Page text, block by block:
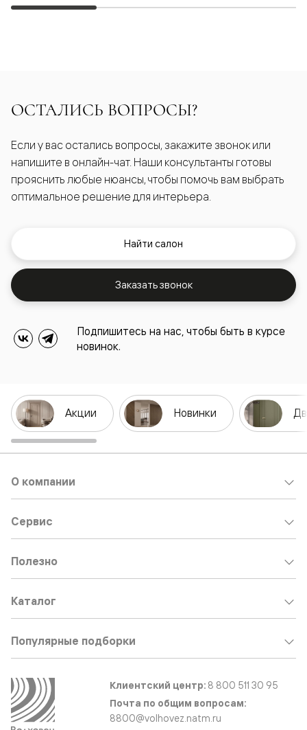
ОСТАЛИСЬ ВОПРОСЫ?
Если у вас остались вопросы, закажите звонок или
напишите в онлайн-чат. Наши консультанты готовы
прояснить любые нюансы, чтобы помочь вам выбрать
оптимальное решение для интерьера.
Найти салон
Заказать звонок
Подпишитесь на нас, чтобы быть в курсе
новинок.
Акции Новинки
О компании
Сервис
Полезно
Каталог
Популярные подборки
Клиентский центр: 8 800 511 30 95
Почта по общим вопросам:
8800@volhovez.natm.ru